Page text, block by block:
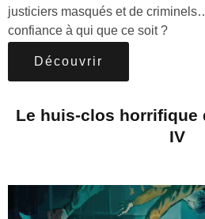
justiciers masqués et de
confiance à qui que ce soit ?
Découvrir
Le huis-clos horrifique
IV